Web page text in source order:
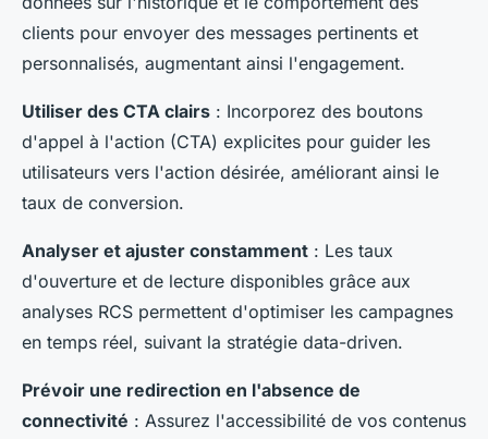
clients pour envoyer des messages pertinents et
personnalisés, augmentant ainsi l'engagement.
Utiliser des CTA clairs : Incorporez des boutons
d'appel à l'action (CTA) explicites pour guider les
utilisateurs vers l'action désirée, améliorant ainsi le
taux de conversion.
Analyser et ajuster constamment : Les taux
d'ouverture et de lecture disponibles grâce aux
analyses RCS permettent d'optimiser les campagnes
en temps réel, suivant la stratégie data-driven.
Prévoir une redirection en l'absence de
connectivité : Assurez l'accessibilité de vos contenus